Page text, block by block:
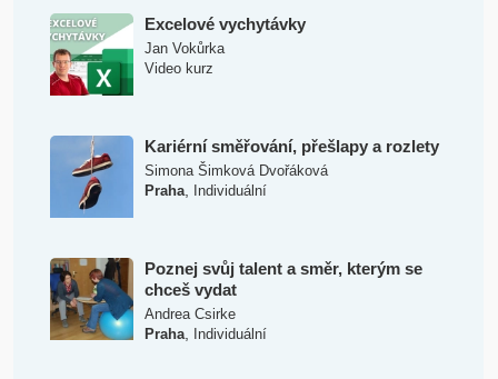
Excelové vychytávky
Jan Vokůrka
Video kurz
Kariérní směřování, přešlapy a rozlety
Simona Šimková Dvořáková
Praha, Individuální
Poznej svůj talent a směr, kterým se
chceš vydat
Andrea Csirke
Praha, Individuální